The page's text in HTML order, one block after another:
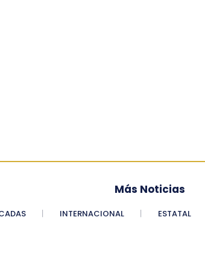
Más Noticias
INTERNACIONAL ESTATAL